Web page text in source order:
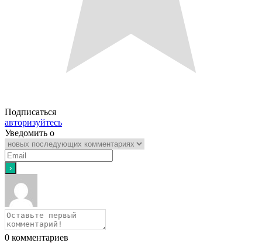
Подписаться
авторизуйтесь
Уведомить о
0 комментариев